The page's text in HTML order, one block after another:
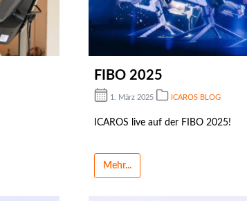
FIBO 2025
1. März 2025 ICAROS BLOG
ICAROS live auf der FIBO 2025!
Mehr...